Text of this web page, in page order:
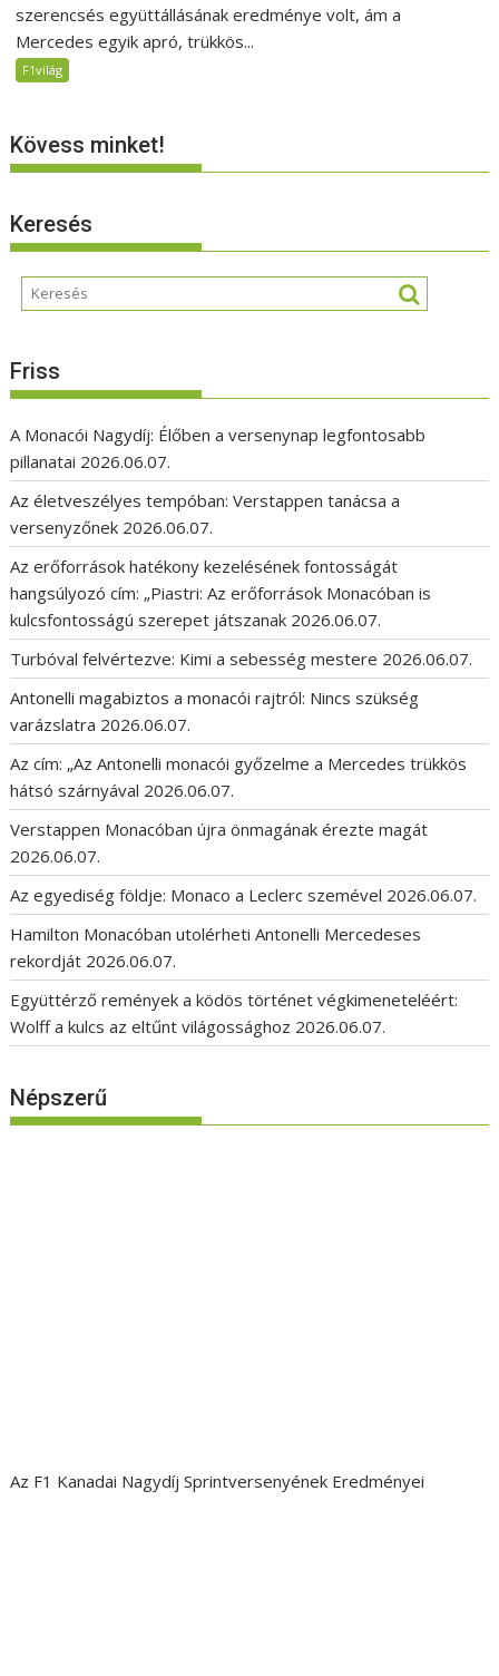
szerencsés együttállásának eredménye volt, ám a
Mercedes egyik apró, trükkös...
F1világ
Kövess minket!
Keresés
Friss
A Monacói Nagydíj: Élőben a versenynap legfontosabb
pillanatai 2026.06.07.
Az életveszélyes tempóban: Verstappen tanácsa a
versenyzőnek 2026.06.07.
Az erőforrások hatékony kezelésének fontosságát
hangsúlyozó cím: „Piastri: Az erőforrások Monacóban is
kulcsfontosságú szerepet játszanak 2026.06.07.
Turbóval felvértezve: Kimi a sebesség mestere 2026.06.07.
Antonelli magabiztos a monacói rajtról: Nincs szükség
varázslatra 2026.06.07.
Az cím: „Az Antonelli monacói győzelme a Mercedes trükkös
hátsó szárnyával 2026.06.07.
Verstappen Monacóban újra önmagának érezte magát
2026.06.07.
Az egyediség földje: Monaco a Leclerc szemével 2026.06.07.
Hamilton Monacóban utolérheti Antonelli Mercedeses
rekordját 2026.06.07.
Együttérző remények a ködös történet végkimeneteléért:
Wolff a kulcs az eltűnt világossághoz 2026.06.07.
Népszerű
Az F1 Kanadai Nagydíj Sprintversenyének Eredményei